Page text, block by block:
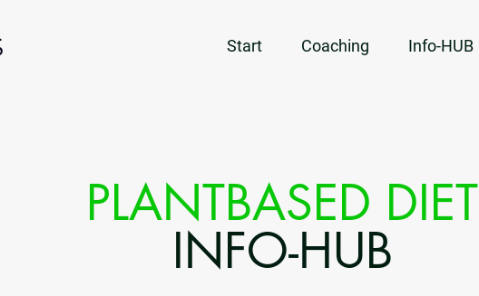
Start Coaching Info-HUB
PLANTBASED DIET
INFO-HUB